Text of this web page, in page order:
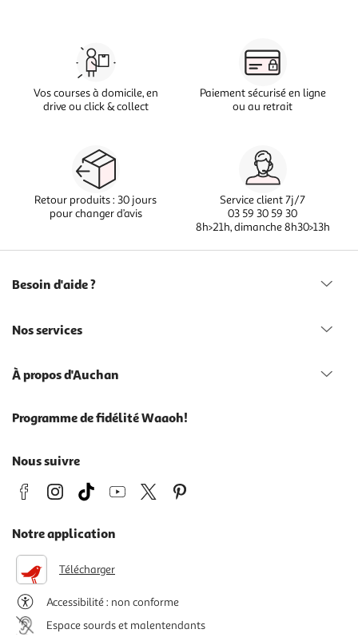
Vos courses à domicile, en
drive ou click & collect
Paiement sécurisé en ligne
ou au retrait
Retour produits : 30 jours
pour changer d’avis
Service client 7j/7
03 59 30 59 30
8h>21h, dimanche 8h30>13h
Besoin d'aide ?
Nos services
À propos d'Auchan
Programme de fidélité Waaoh!
Nous suivre
Notre application
Télécharger
Accessibilité : non conforme
Espace sourds et malentendants